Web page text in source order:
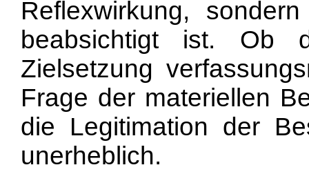
Reflexwirkung,
beabsichtigt ist. Ob
Zielsetzung
Frage der materiellen
die Legitimation der
unerheblich.